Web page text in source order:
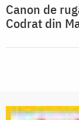
Canon de
Codrat din